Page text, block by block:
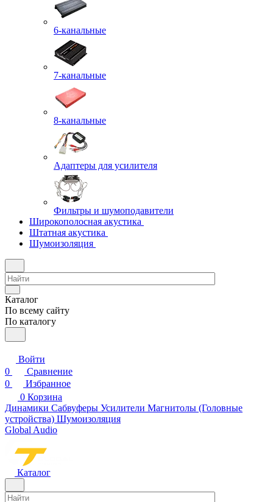
6-канальные
7-канальные
8-канальные
Адаптеры для усилителя
Фильтры и шумоподавители
Широкополосная акустика
Штатная акустика
Шумоизоляция
Каталог
По всему сайту
По каталогу
Войти
0
Сравнение
0
Избранное
0 Корзина
Динамики Сабвуферы Усилители Магнитолы (Головные
устройства) Шумоизоляция
Global Audio
Каталог